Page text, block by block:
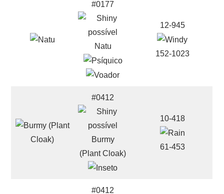
#0177
Natu
12-945
152-1023
#0412
Burmy
(Plant Cloak)
10-418
61-453
#0412